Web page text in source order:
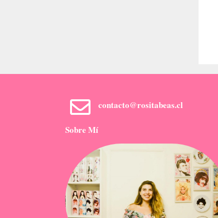
contacto@rositabeas.cl
Sobre Mí